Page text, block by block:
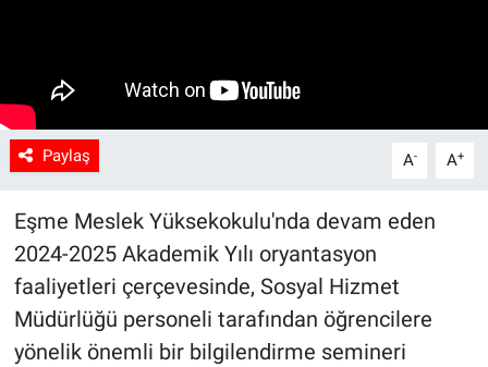
Paylaş A- A+
Eşme Meslek Yüksekokulu'nda devam eden
2024-2025 Akademik Yılı oryantasyon
faaliyetleri çerçevesinde, Sosyal Hizmet
Müdürlüğü personeli tarafından öğrencilere
yönelik önemli bir bilgilendirme semineri